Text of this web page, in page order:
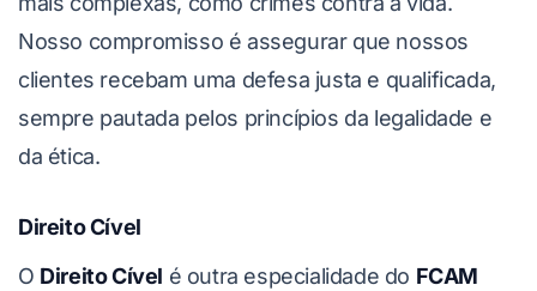
Nosso compromisso é assegurar que nossos
clientes recebam uma defesa justa e qualificada,
sempre pautada pelos princípios da legalidade e
da ética.
Direito Cível
O Direito Cível é outra especialidade do FCAM